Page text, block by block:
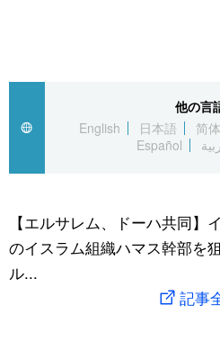
経済・ビジネス
国際
文化
トップ
アーカイブ
In-depth
Japan Data
動画/Live
スポーツ・東京2020
他の言
English
日本語 简
Español
【エルサレム、ドーハ共同】
のイスラム組織ハマス幹部を
ル...
記事